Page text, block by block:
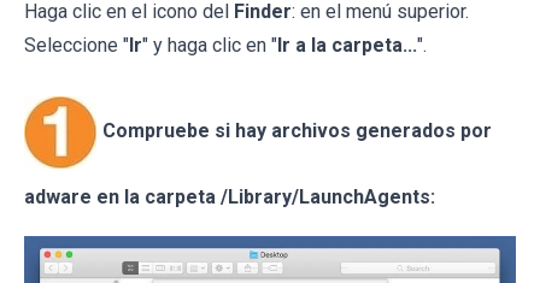
Haga clic en el icono del Finder: en el menú superior.
Seleccione "Ir" y haga clic en "Ir a la carpeta...".
Compruebe si hay archivos generados por
adware en la carpeta /Library/LaunchAgents: